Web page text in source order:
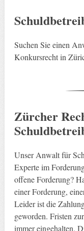
Suchen Sie einen
Konkursrecht in
Zürcher
Unser Anwalt für
Experte im
offene Forderung?
einer Forderung,
Leider ist die
geworden. Fristen
immer eingehalten.